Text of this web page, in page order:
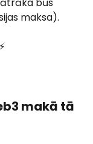
maksa).
makā tā